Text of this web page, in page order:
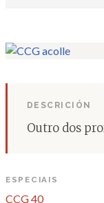
DESCRICIÓN
Outro dos
ESPECIAIS
CCG 40